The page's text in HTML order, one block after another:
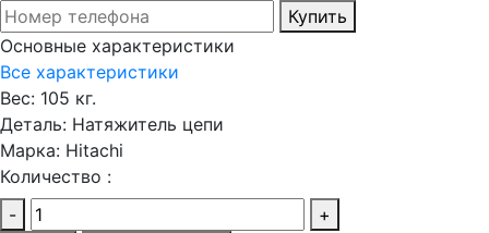
Купить
Основные характеристики
Все характеристики
Вес: 105 кг.
Деталь: Натяжитель цепи
Марка: Hitachi
Количество :
-
+